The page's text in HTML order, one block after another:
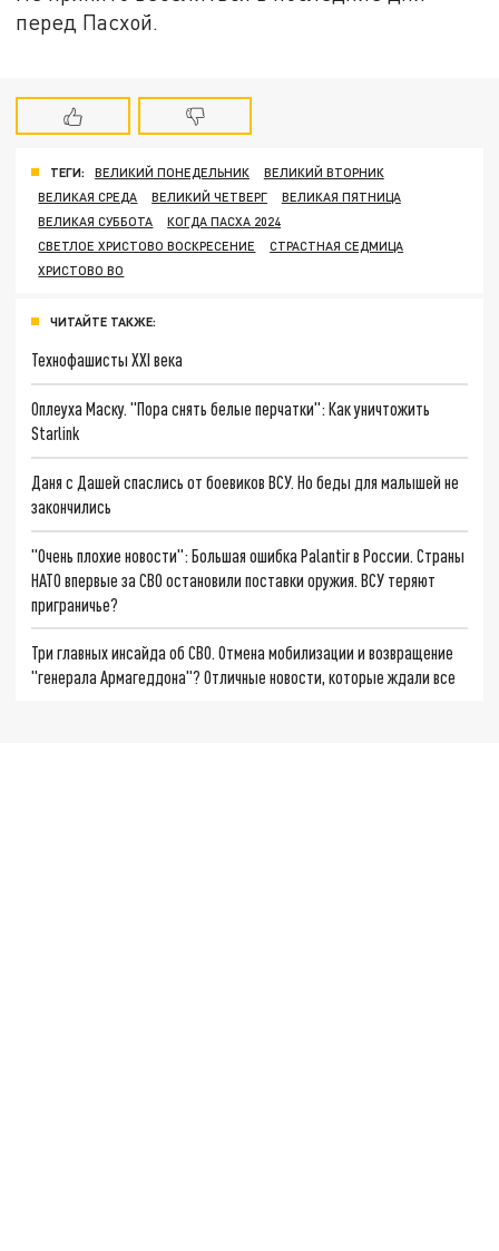
перед Пасхой.
ТЕГИ: ВЕЛИКИЙ ПОНЕДЕЛЬНИК
ВЕЛИКИЙ ВТОРНИК
ВЕЛИКАЯ СРЕДА
ВЕЛИКИЙ ЧЕТВЕРГ
ВЕЛИКАЯ ПЯТНИЦА
ВЕЛИКАЯ СУББОТА
КОГДА ПАСХА 2024
СВЕТЛОЕ ХРИСТОВО ВОСКРЕСЕНИЕ
СТРАСТНАЯ СЕДМИЦА
ХРИСТОВО ВО
ЧИТАЙТЕ ТАКЖЕ:
Технофашисты XXI века
Оплеуха Маску. "Пора снять белые перчатки": Как уничтожить
Starlink
Даня с Дашей спаслись от боевиков ВСУ. Но беды для малышей не
закончились
"Очень плохие новости": Большая ошибка Palantir в России. Страны
НАТО впервые за СВО остановили поставки оружия. ВСУ теряют
приграничье?
Три главных инсайда об СВО. Отмена мобилизации и возвращение
"генерала Армагеддона"? Отличные новости, которые ждали все